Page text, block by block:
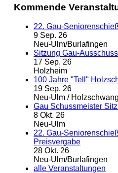
Kommende
22. Gau-
9 Sep. 26
Neu-Ulm/Burlafingen
Sitzung Gau-Ausschuss
17 Sep. 26
Holzheim
100 Jahre "Tell"
19 Sep. 26
Neu-Ulm / Holzschwang
Gau Schussmeister
8 Okt. 26
Neu-Ulm
22. Gau-
Preisvergabe
28 Okt. 26
Neu-Ulm/Burlafingen
alle Veranstaltungen